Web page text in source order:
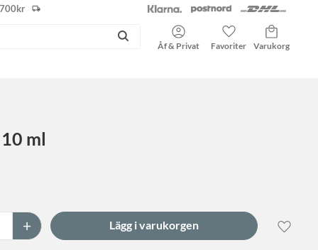
Åf & Privat
Favoriter
Kundvagn
ml
+
Lägg